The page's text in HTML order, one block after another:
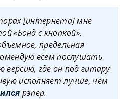
[интернета] мне
«Бонд с кнопкой».
предельная
всем послушать
версию, где он под гитару
исполняет лучше, чем
рэпер.